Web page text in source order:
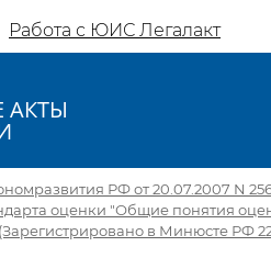
Работа с ЮИС Легалакт
РФ от 20.07.2007 N
оценки "Общие понятия
в Минюсте РФ